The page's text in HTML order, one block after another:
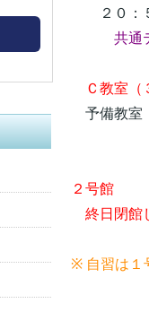
２０：５
共通
Ｃ教室（
予備教室
２号館
終日閉館
※ 自習は１